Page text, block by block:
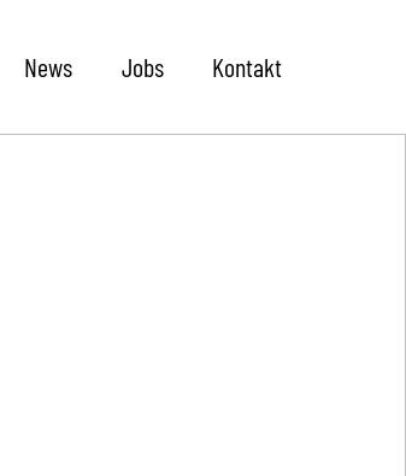
News Jobs Kontakt